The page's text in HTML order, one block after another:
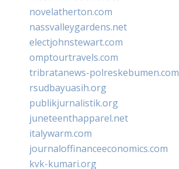
novelatherton.com
nassvalleygardens.net
electjohnstewart.com
omptourtravels.com
tribratanews-polreskebumen.com
rsudbayuasih.org
publikjurnalistik.org
juneteenthapparel.net
italywarm.com
journaloffinanceeconomics.com
kvk-kumari.org